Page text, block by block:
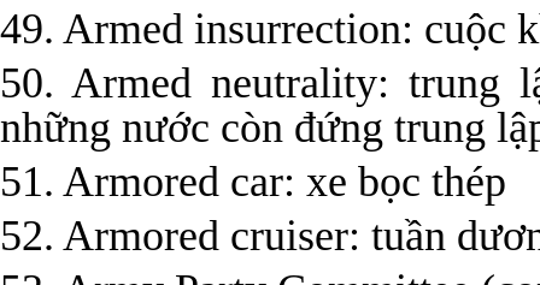
49. Armed insurrection: cuộc
50. Armed neutrality: trung
những nước còn đứng trung
51. Armored car: xe bọc thép
52. Armored cruiser: tuần